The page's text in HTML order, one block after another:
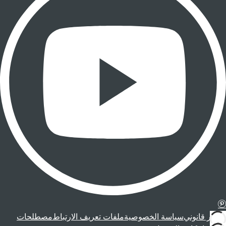
إشعار قانونيسياسة الخصوصيةملفات تعريف الارتباطمصطلحات